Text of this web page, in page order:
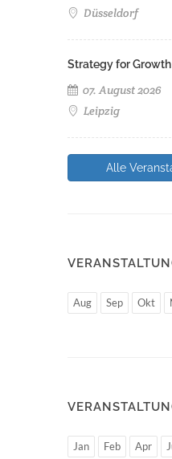
Düsseldorf
Strategy for Growth
07. August 2026
Leipzig
Alle
Aug Sep Okt
Jan Feb Apr